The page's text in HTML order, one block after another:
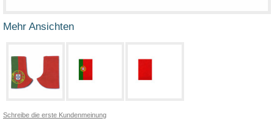
Mehr Ansichten
Schreibe die erste Kundenmeinung